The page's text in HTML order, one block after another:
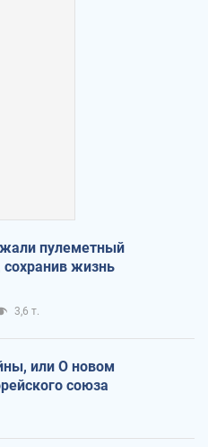
пулеметный
сохранив жизнь
3,6 т.
или О новом
союза